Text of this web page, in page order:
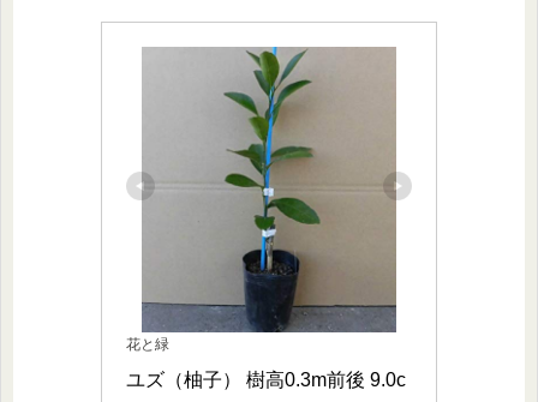
花と緑
ユズ（柚子） 樹高0.3m前後 9.0c